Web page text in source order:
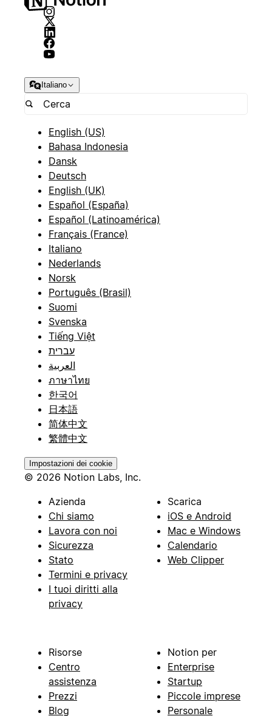
Italiano
English (US)
Bahasa Indonesia
Dansk
Deutsch
English (UK)
Español (España)
Español (Latinoamérica)
Français (France)
Italiano
Nederlands
Norsk
Português (Brasil)
Suomi
Svenska
Tiếng Việt
עברית
العربية
ภาษาไทย
한국어
日本語
简体中文
繁體中文
Impostazioni dei cookie
© 2026 Notion Labs, Inc.
Azienda
Chi siamo
Lavora con noi
Sicurezza
Stato
Termini e privacy
I tuoi diritti alla
privacy
Scarica
iOS e Android
Mac e Windows
Calendario
Web Clipper
Risorse
Centro
assistenza
Prezzi
Blog
Notion per
Enterprise
Startup
Piccole imprese
Personale